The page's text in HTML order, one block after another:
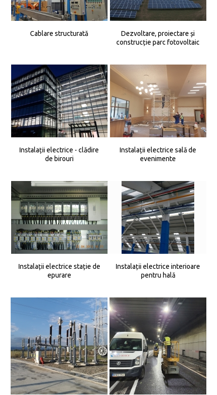
Cablare structurată
Dezvoltare, proiectare și
construcție parc fotovoltaic
Instalații electrice - clădire
de birouri
Instalații electrice sală de
evenimente
Instalații electrice stație de
epurare
Instalații electrice interioare
pentru hală